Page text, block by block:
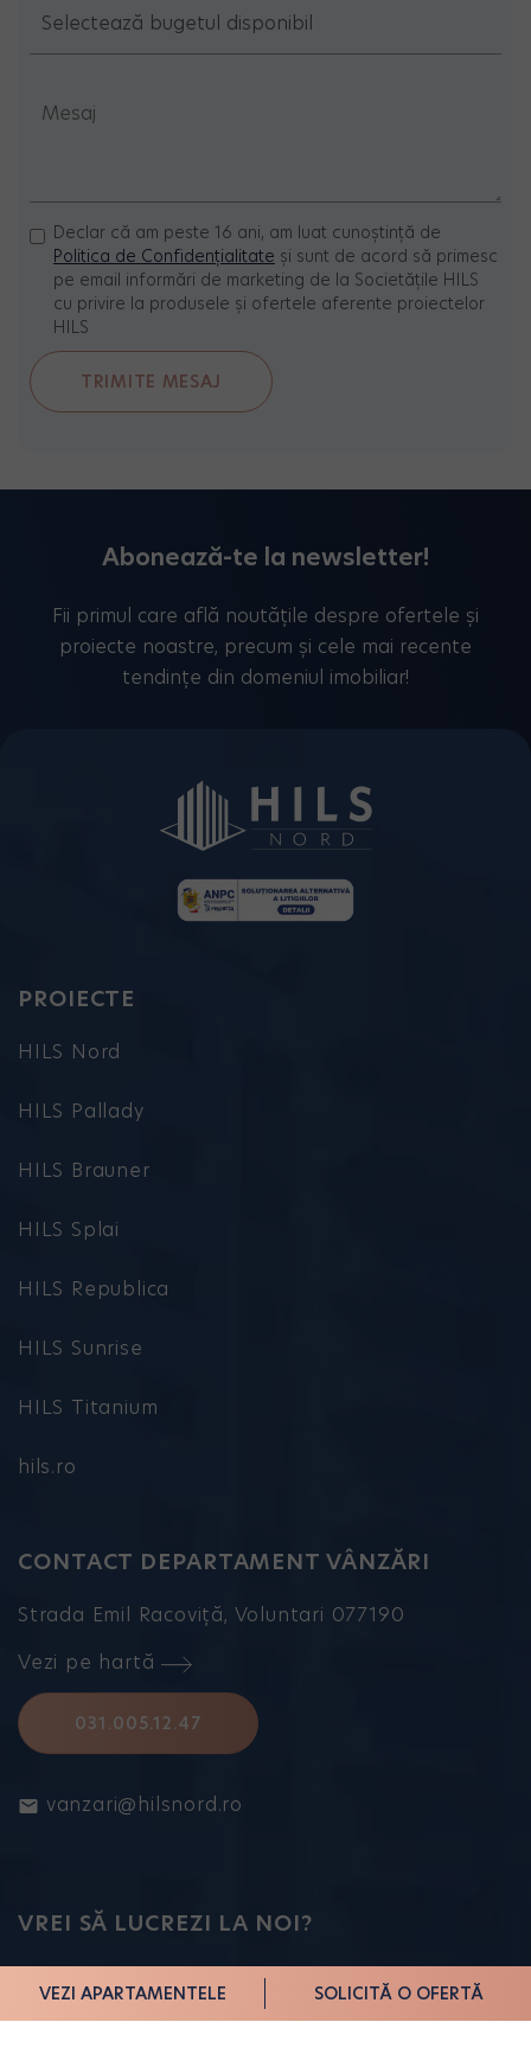
Declar că am peste 16 ani, am luat cunoștință de
Politica de Confidențialitate și sunt de acord să primesc
pe email informări de marketing de la Societățile HILS
cu privire la produsele și ofertele aferente proiectelor
HILS
Abonează-te la newsletter!
Fii primul care află noutățile despre ofertele și
proiecte noastre, precum și cele mai recente
tendințe din domeniul imobiliar!
PROIECTE
HILS Nord
HILS Pallady
HILS Brauner
HILS Splai
HILS Republica
HILS Sunrise
HILS Titanium
hils.ro
CONTACT DEPARTAMENT VÂNZĂRI
Strada Emil Racoviță, Voluntari 077190
Vezi pe hartă
031.005.12.47
vanzari@hilsnord.ro
VREI SĂ LUCREZI LA NOI?
VEZI APARTAMENTELE SOLICITĂ O OFERTĂ